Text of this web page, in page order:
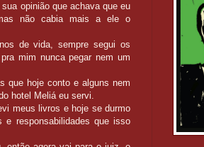
opinião que achava que eu
não cabia mais a ele o
de vida, sempre segui os
mim nunca pegar nem um
que hoje conto e alguns nem
hotel Meliá eu servi.
meus livros e hoje se durmo
responsabilidades que isso